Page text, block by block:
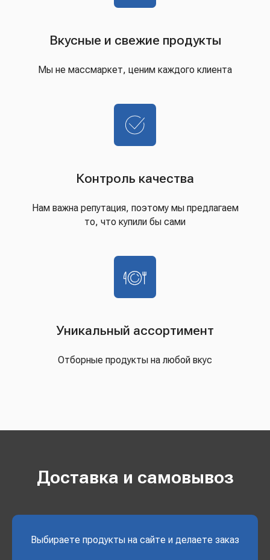
Вкусные и свежие продукты
Мы не массмаркет, ценим каждого клиента
Контроль качества
Нам важна репутация, поэтому мы предлагаем
то, что купили бы сами
Уникальный ассортимент
Отборные продукты на любой вкус
Доставка и самовывоз
Выбираете продукты на сайте и делаете заказ